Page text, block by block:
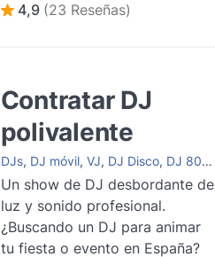
4,9 (23 Reseñas)
Contratar DJ
polivalente
DJs, DJ móvil, VJ, DJ Disco, DJ 80s/90s
Un show de DJ desbordante de
luz y sonido profesional.
¿Buscando un DJ para animar
tu fiesta o evento en España?